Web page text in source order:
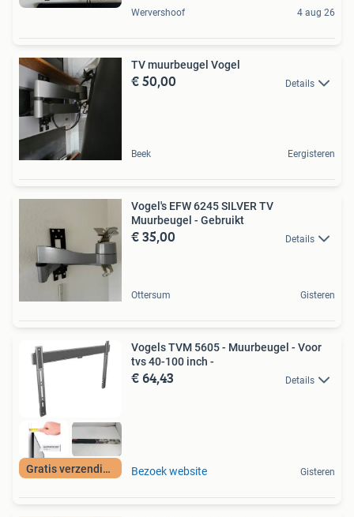
Wervershoof 4 aug 26
TV muurbeugel Vogel
€ 50,00 Details
Beek Eergisteren
Vogel's EFW 6245 SILVER TV
Muurbeugel - Gebruikt
€ 35,00 Details
Ottersum Gisteren
Gratis verzending
Vogels TVM 5605 - Muurbeugel - Voor
tvs 40-100 inch -
€ 64,43 Details
Bezoek website Gisteren